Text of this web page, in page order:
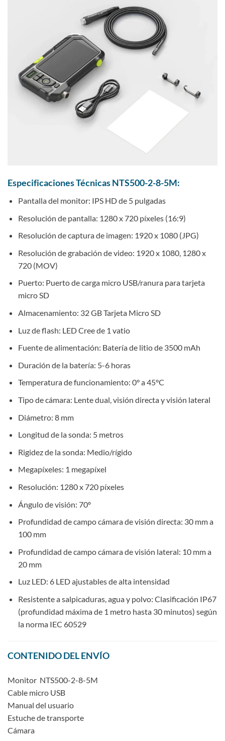
Especificaciones Técnicas NTS500-2-8-5M:
Pantalla del monitor: IPS HD de 5 pulgadas
Resolución de pantalla: 1280 x 720 píxeles (16:9)
Resolución de captura de imagen: 1920 x 1080 (JPG)
Resolución de grabación de video: 1920 x 1080, 1280 x
720 (MOV)
Puerto: Puerto de carga micro USB/ranura para tarjeta
micro SD
Almacenamiento: 32 GB Tarjeta Micro SD
Luz de flash: LED Cree de 1 vatio
Fuente de alimentación: Batería de litio de 3500 mAh
Duración de la batería: 5-6 horas
Temperatura de funcionamiento: 0° a 45°C
Tipo de cámara: Lente dual, visión directa y visión lateral
Diámetro: 8 mm
Longitud de la sonda: 5 metros
Rigidez de la sonda: Medio/rígido
Megapíxeles: 1 megapíxel
Resolución: 1280 x 720 píxeles
Ángulo de visión: 70º
Profundidad de campo cámara de visión directa: 30 mm a
100 mm
Profundidad de campo cámara de visión lateral: 10 mm a
20 mm
Luz LED: 6 LED ajustables de alta intensidad
Resistente a salpicaduras, agua y polvo: Clasificación IP67
(profundidad máxima de 1 metro hasta 30 minutos) según
la norma IEC 60529
CONTENIDO DEL ENVÍO
Monitor NTS500-2-8-5M
Cable micro USB
Manual del usuario
Estuche de transporte
Cámara